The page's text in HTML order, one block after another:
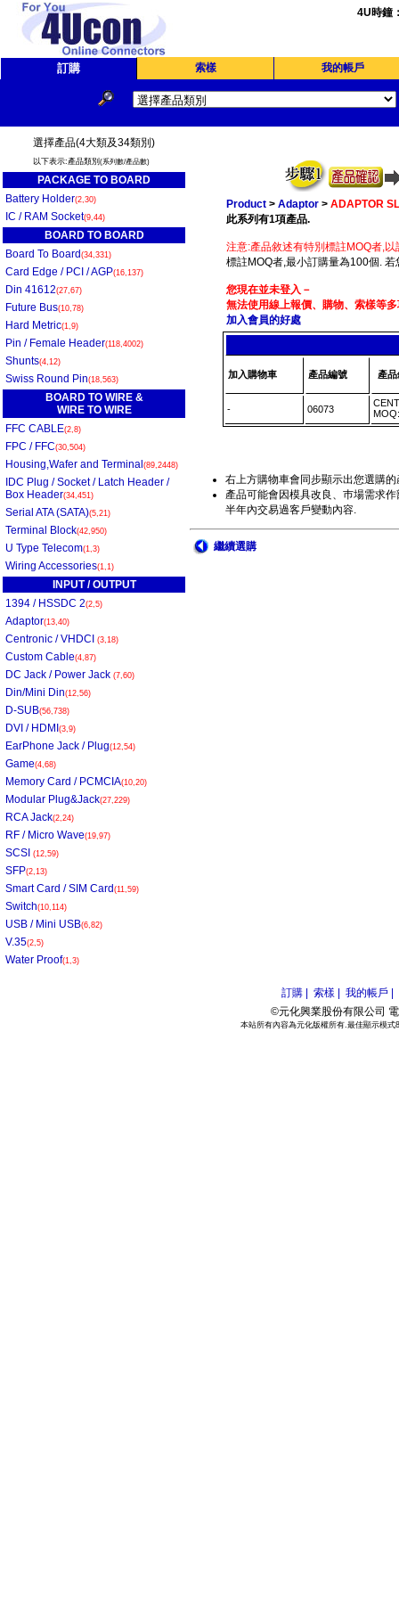
4U時鐘
訂購 索樣 我的帳戶
選擇產品(4大類及34類別)
以下表示:產品類別 (系列數/產品數)
PACKAGE TO BOARD
Battery Holder(2,30)
IC / RAM Socket(9,44)
BOARD TO BOARD
Board To Board (34,331)
Card Edge / PCI / AGP(16,137)
Din 41612(27,67)
Future Bus(10,78)
Hard Metric(1,9)
Pin / Female Header(118,4002)
Shunts(4,12)
Swiss Round Pin(18,563)
BOARD TO WIRE &
WIRE TO WIRE
FFC CABLE(2,8)
FPC / FFC(30,504)
Housing,Wafer and Terminal (89,2448)
IDC Plug / Socket / Latch Header /
Box Header(34,451)
Serial ATA (SATA)(5,21)
Terminal Block(42,950)
U Type Telecom(1,3)
Wiring Accessories(1,1)
INPUT / OUTPUT
1394 / HSSDC 2(2,5)
Adaptor(13,40)
Centronic / VHDCI (3,18)
Custom Cable(4,87)
DC Jack / Power Jack (7,60)
Din/Mini Din(12,56)
D-SUB(56,738)
DVI / HDMI (3,9)
EarPhone Jack / Plug(12,54)
Game(4,68)
Memory Card / PCMCIA(10,20)
Modular Plug&Jack(27,229)
RCA Jack(2,24)
RF / Micro Wave(19,97)
SCSI (12,59)
SFP(2,13)
Smart Card / SIM Card (11,59)
Switch(10,114)
USB / Mini USB(6,82)
V.35(2,5)
Water Proof(1,3)
Product > Adaptor > ADAPTOR
此系列有1項產品.
注意:產品敘述有特別標註MOQ者,
標註MOQ者,最小訂購量為100個.
您現在並未登入－
無法使用線上報價、購物、索樣等
加入會員的好處
加入購物車 產品編號 產
- 06073
右上方購物車會同步顯示出您選購的
產品可能會因模具改良、巿場需求
半年內交易過客戶變動內容.
繼續選購
訂購 | 索樣 |
我的帳戶 |
©元化興業股份有限公司
本站所有內容為元化版權所有.最佳顯示模